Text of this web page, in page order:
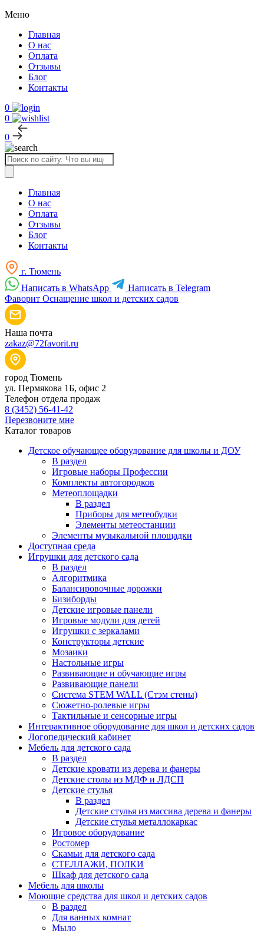
Меню
Главная
О нас
Оплата
Отзывы
Блог
Контакты
0
0
0
Поиск
товаров
Главная
О нас
Оплата
Отзывы
Блог
Контакты
г. Тюмень
Написать в WhatsApp
Написать в Telegram
Фаворит Оснащение школ и детских садов
Наша почта
zakaz@72favorit.ru
город Тюмень
ул. Пермякова 1Б, офис 2
Телефон отдела продаж
8 (3452) 56-41-42
Перезвоните мне
Каталог товаров
Детское обучающее оборудование для школы и ДОУ
В раздел
Игровые наборы Профессии
Комплекты автогородков
Метеоплощадки
В раздел
Приборы для метеобудки
Элементы метеостанции
Элементы музыкальной площадки
Доступная среда
Игрушки для детского сада
В раздел
Алгоритмика
Балансировочные дорожки
Бизиборды
Детские игровые панели
Игровые модули для детей
Игрушки с зеркалами
Конструкторы детские
Мозаики
Настольные игры
Развивающие и обучающие игры
Развивающие панели
Система STEM WALL (Cтэм стены)
Сюжетно-ролевые игры
Тактильные и сенсорные игры
Интерактивное оборудование для школ и детских садов
Логопедический кабинет
Мебель для детского сада
В раздел
Детские кровати из дерева и фанеры
Детские столы из МДФ и ЛДСП
Детские стулья
В раздел
Детские стулья из массива дерева и фанеры
Детские стулья металлокаркас
Игровое оборудование
Ростомер
Скамьи для детского сада
СТЕЛЛАЖИ, ПОЛКИ
Шкаф для детского сада
Мебель для школы
Моющие средства для школ и детских садов
В раздел
Для ванных комнат
Мыло